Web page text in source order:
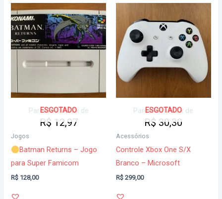
ESGOTADO
Parcele em 12x de
R$ 12,97
Jogos
Batman Returns – Jogo
para Super Famicom
R$ 128,00
ESGOTADO
Parcele em 12x de
R$ 30,30
Acessórios
Controle Xbox One S/X
Branco – Microsoft
R$ 299,00